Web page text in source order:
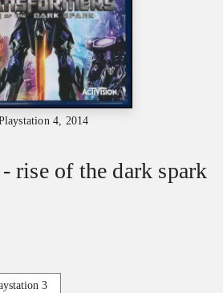
4, 2014
rise of the dark spark
3